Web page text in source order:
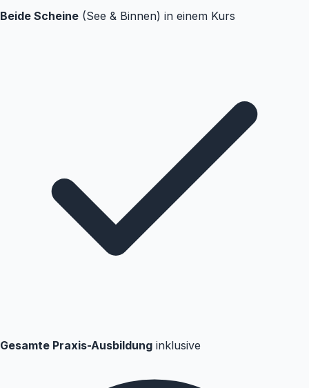
Beide Scheine (See & Binnen) in einem Kurs
Gesamte Praxis-Ausbildung inklusive